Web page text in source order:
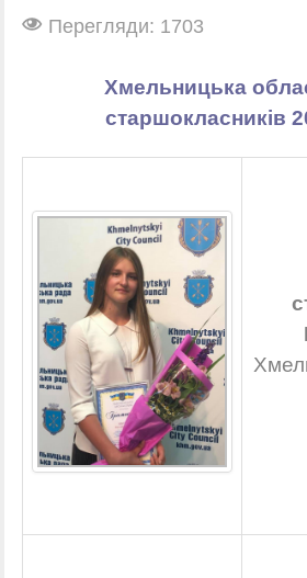
Перегляди: 1703
Хмельницька
старшокласників